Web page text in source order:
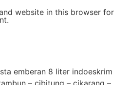
website in this browser for
emberan 8 liter indoeskrim